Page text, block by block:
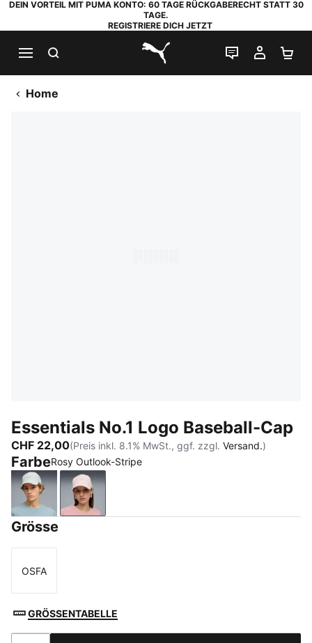
DEIN VORTEIL MIT PUMA KONTO: 60 TAGE RÜCKGABERECHT STATT 30
TAGE.
REGISTRIERE DICH JETZT
PUMA.com
LIVE-CHAT
MEIN
Home
Essentials No.1 Logo Baseball-Cap
CHF 22,00(Preis inkl. 8.1% MwSt., ggf. zzgl. Versand.)
FarbeRosy Outlook-Stripe
Seafoam-StripeRosy Outlook-Stripe
Grösse
Größe
OSFA
GRÖSSENTABELLE